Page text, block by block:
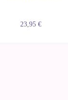
23,95 €